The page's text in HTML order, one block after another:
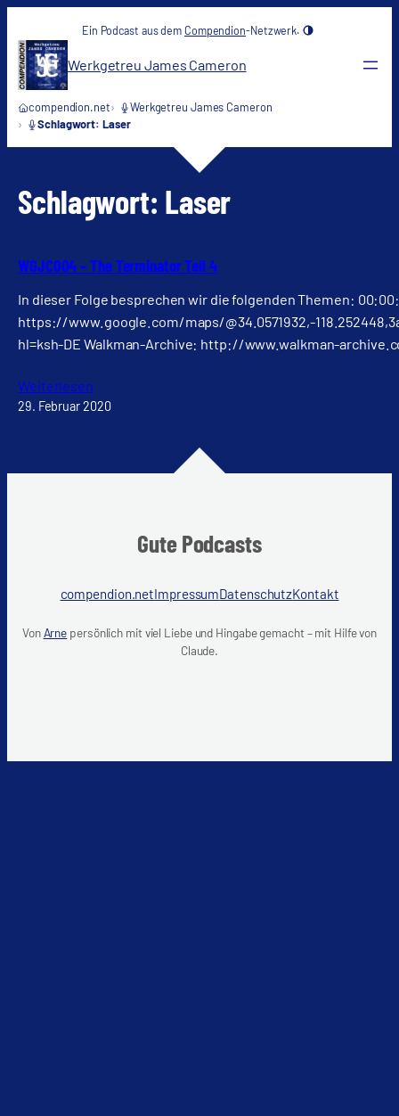
Inhalt
springen
Ein Podcast aus dem Compendion-Netzwerk.
Werkgetreu James Cameron
compendion.net
Werkgetreu James Cameron
Schlagwort: Laser
Schlagwort: Laser
WGJC004 – The Terminator Teil 4
In dieser Folge besprechen wir die folgenden Themen:
https://www.google.com/maps/@34.0571932,-
hl=ksh-DE Walkman-Archive: http://www.walkman-
Weiterlesen
29. Februar 2020
Gute Podcasts
compendion.netImpressumDatenschutzKontakt
VonArne persönlich mit viel Liebe und Hingabe gemacht – mit Hilfe von
Claude.